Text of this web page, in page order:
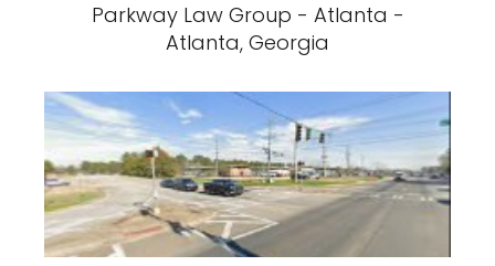
Parkway Law Group - Atlanta -
Atlanta, Georgia